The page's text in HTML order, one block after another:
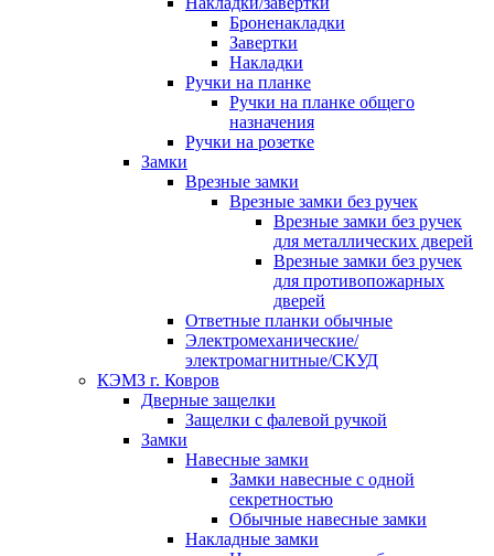
Броненакладки
Завертки
Накладки
Ручки на планке
Ручки на планке общего
назначения
Ручки на розетке
Замки
Врезные замки
Врезные замки без ручек
Врезные замки без ручек
для металлических дверей
Врезные замки без ручек
для противопожарных
дверей
Ответные планки обычные
Электромеханические/
электромагнитные/СКУД
КЭМЗ г. Ковров
Дверные защелки
Защелки с фалевой ручкой
Замки
Навесные замки
Замки навесные с одной
секретностью
Обычные навесные замки
Накладные замки